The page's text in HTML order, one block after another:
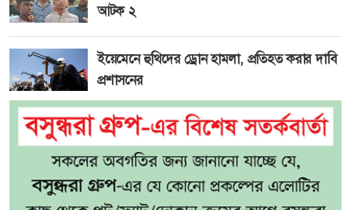
আটক ২
ইয়েমেনে হুথিদের ড্রোন হামলা, প্রতিহত করার দাবি
প্রশাসনের